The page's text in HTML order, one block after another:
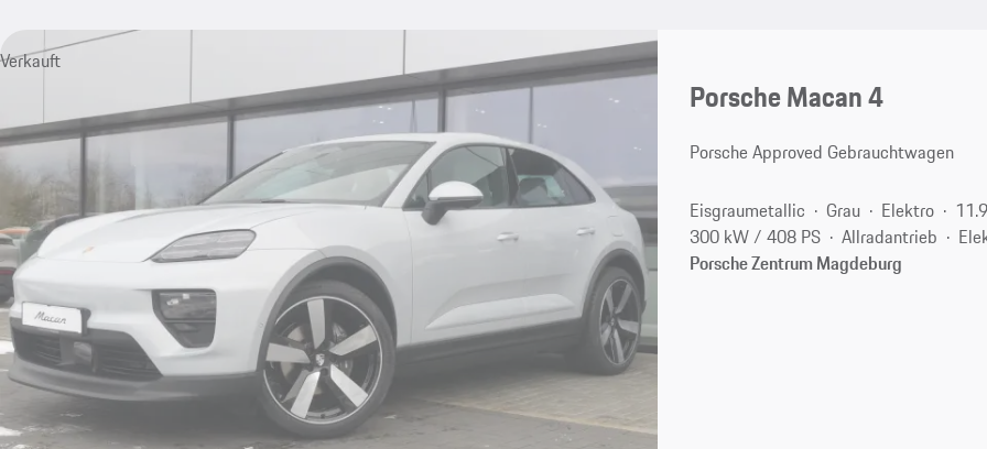
Verkauft
Porsche Macan 4
Porsche Approved Gebrauchtwagen
Eisgraumetallic Grau Elektro
300 kW / 408 PS
Allradantrieb
Porsche Zentrum Magdeburg